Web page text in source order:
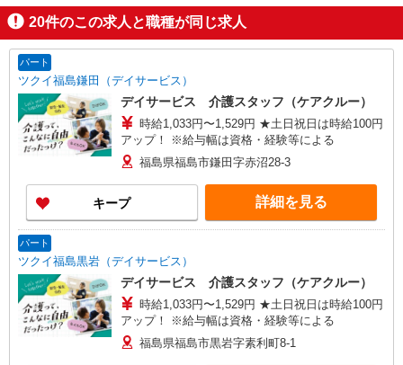
20件のこの求人と職種が同じ求人
パート
ツクイ福島鎌田（デイサービス）
デイサービス 介護スタッフ（ケアクルー）
時給1,033円〜1,529円 ★土日祝日は時給100円
アップ！ ※給与幅は資格・経験等による
福島県福島市鎌田字赤沼28-3
キープ 詳細を見る
パート
ツクイ福島黒岩（デイサービス）
デイサービス 介護スタッフ（ケアクルー）
時給1,033円〜1,529円 ★土日祝日は時給100円
アップ！ ※給与幅は資格・経験等による
福島県福島市黒岩字素利町8-1